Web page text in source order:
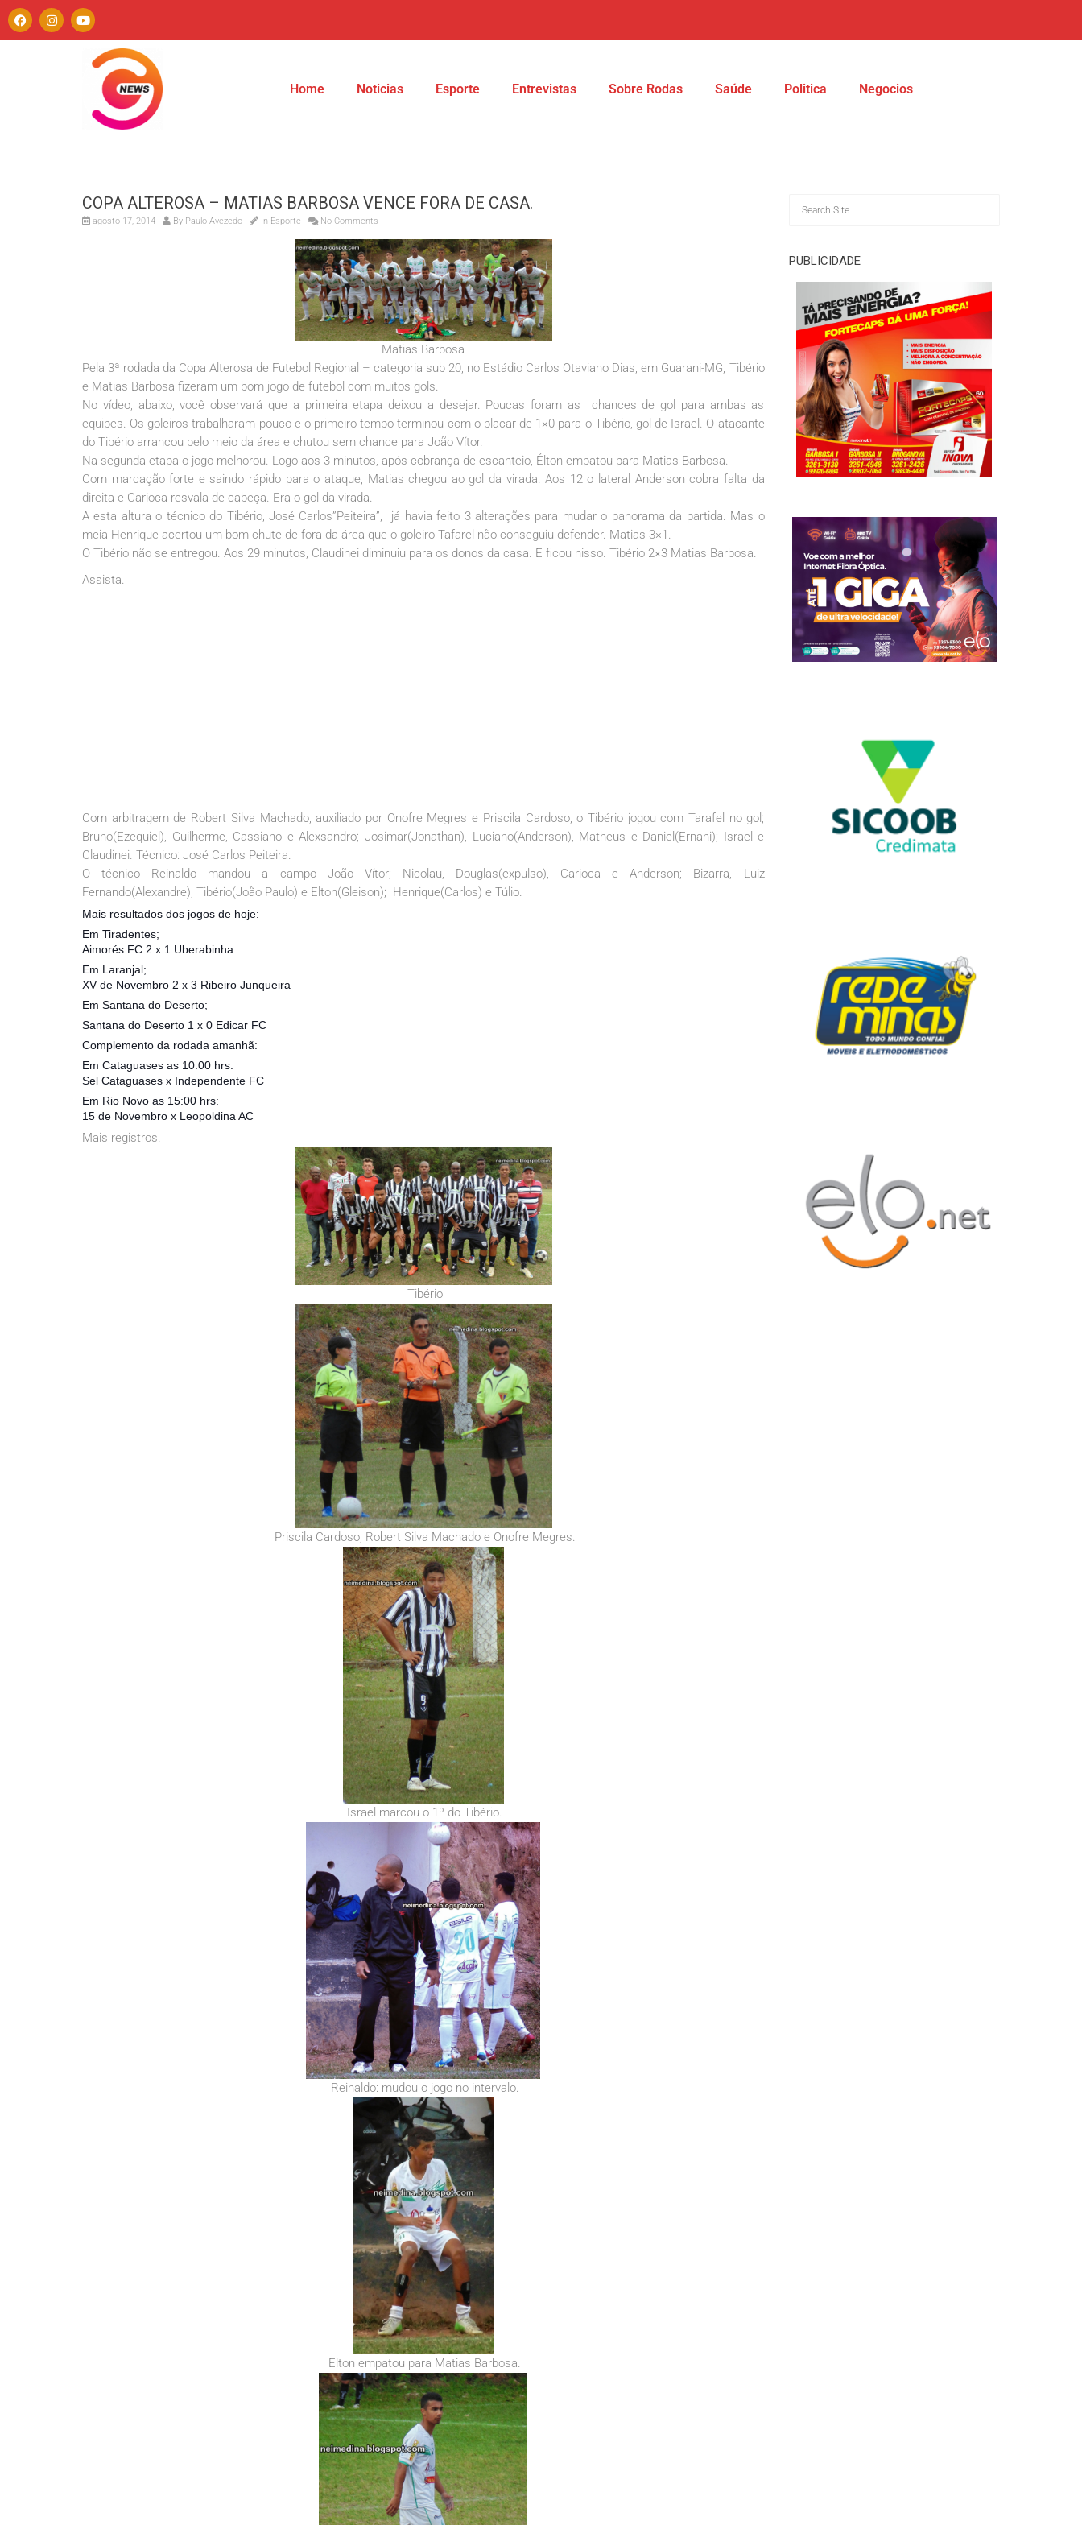
Home Noticias Esporte Entrevistas Sobre Rodas Saúde Politica Negocios
COPA ALTEROSA – MATIAS BARBOSA VENCE FORA DE CASA.
agosto 17, 2014 By Paulo Avezedo In Esporte No Comments
Matias Barbosa
Pela 3ª rodada da Copa Alterosa de Futebol Regional – categoria sub 20, no Estádio Carlos Otaviano Dias, em Guarani-MG, Tibério
e Matias Barbosa fizeram um bom jogo de futebol com muitos gols.
No vídeo, abaixo, você observará que a primeira etapa deixou a desejar. Poucas foram as chances de gol para ambas as
equipes. Os goleiros trabalharam pouco e o primeiro tempo terminou com o placar de 1×0 para o Tibério, gol de Israel. O atacante
do Tibério arrancou pelo meio da área e chutou sem chance para João Vítor.
Na segunda etapa o jogo melhorou. Logo aos 3 minutos, após cobrança de escanteio, Élton empatou para Matias Barbosa.
Com marcação forte e saindo rápido para o ataque, Matias chegou ao gol da virada. Aos 12 o lateral Anderson cobra falta da
direita e Carioca resvala de cabeça. Era o gol da virada.
A esta altura o técnico do Tibério, José Carlos”Peiteira”, já havia feito 3 alterações para mudar o panorama da partida. Mas o
meia Henrique acertou um bom chute de fora da área que o goleiro Tafarel não conseguiu defender. Matias 3×1.
O Tibério não se entregou. Aos 29 minutos, Claudinei diminuiu para os donos da casa. E ficou nisso. Tibério 2×3 Matias Barbosa.
Assista.
Com arbitragem de Robert Silva Machado, auxiliado por Onofre Megres e Priscila Cardoso, o Tibério jogou com Tarafel no gol;
Bruno(Ezequiel), Guilherme, Cassiano e Alexsandro; Josimar(Jonathan), Luciano(Anderson), Matheus e Daniel(Ernani); Israel e
Claudinei. Técnico: José Carlos Peiteira.
O técnico Reinaldo mandou a campo João Vítor; Nicolau, Douglas(expulso), Carioca e Anderson; Bizarra, Luiz
Fernando(Alexandre), Tibério(João Paulo) e Elton(Gleison); Henrique(Carlos) e Túlio.
Mais resultados dos jogos de hoje:
Em Tiradentes;
Aimorés FC 2 x 1 Uberabinha
Em Laranjal;
XV de Novembro 2 x 3 Ribeiro Junqueira
Em Santana do Deserto;
Santana do Deserto 1 x 0 Edicar FC
Complemento da rodada amanhã:
Em Cataguases as 10:00 hrs:
Sel Cataguases x Independente FC
Em Rio Novo as 15:00 hrs:
15 de Novembro x Leopoldina AC
Mais registros.
Tibério
Priscila Cardoso, Robert Silva Machado e Onofre Megres.
Israel marcou o 1º do Tibério.
Reinaldo: mudou o jogo no intervalo.
Elton empatou para Matias Barbosa.
PUBLICIDADE